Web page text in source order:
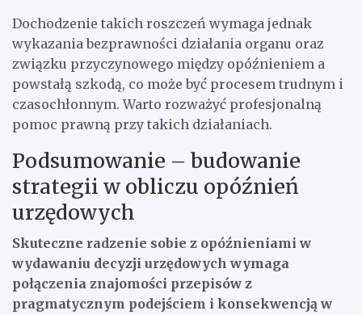
Dochodzenie takich roszczeń wymaga jednak
wykazania bezprawności działania organu oraz
związku przyczynowego między opóźnieniem a
powstałą szkodą, co może być procesem trudnym i
czasochłonnym. Warto rozważyć profesjonalną
pomoc prawną przy takich działaniach.
Podsumowanie – budowanie
strategii w obliczu opóźnień
urzędowych
Skuteczne radzenie sobie z opóźnieniami w
wydawaniu decyzji urzędowych wymaga
połączenia znajomości przepisów z
pragmatycznym podejściem i konsekwencją w